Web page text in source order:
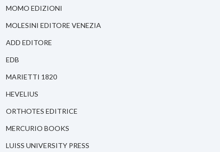
MOMO EDIZIONI
MOLESINI EDITORE VENEZIA
ADD EDITORE
EDB
MARIETTI 1820
HEVELIUS
ORTHOTES EDITRICE
MERCURIO BOOKS
LUISS UNIVERSITY PRESS